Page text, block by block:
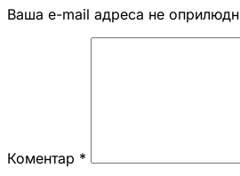
Ваша e-mail адреса не
Коментар *